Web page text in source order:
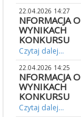
22.04.2026 14:27
NFORMACJA O
WYNIKACH
KONKURSU
Czytaj dalej...
22.04.2026 14:25
NFORMACJA O
WYNIKACH
KONKURSU
Czytaj dalej...